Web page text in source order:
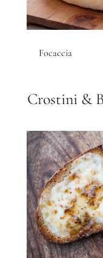
Focaccia
Crostini &